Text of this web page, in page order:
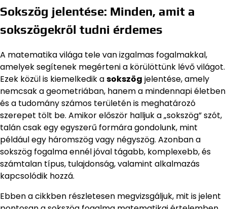
Sokszög jelentése: Minden, amit a
sokszögekről tudni érdemes
A matematika világa tele van izgalmas fogalmakkal,
amelyek segítenek megérteni a körülöttünk lévő világot.
Ezek közül is kiemelkedik asokszög jelentése, amely
nemcsak a geometriában, hanem a mindennapi életben
és a tudomány számos területén is meghatározó
szerepet tölt be. Amikor először halljuk a „sokszög” szót,
talán csak egy egyszerű formára gondolunk, mint
például egy háromszög vagy négyszög. Azonban a
sokszög fogalma ennél jóval tágabb, komplexebb, és
számtalan típus, tulajdonság, valamint alkalmazás
kapcsolódik hozzá.
Ebben a cikkben részletesen megvizsgáljuk, mit is jelent